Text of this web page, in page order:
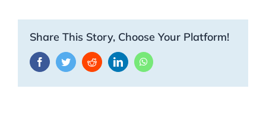
Share This Story, Choose Your Platform!
FacebookTwitterRedditLinkedInWhatsApp